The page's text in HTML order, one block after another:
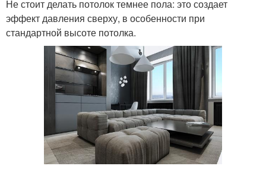
Не стоит делать потолок темнее пола: это создает
эффект давления сверху, в особенности при
стандартной высоте потолка.